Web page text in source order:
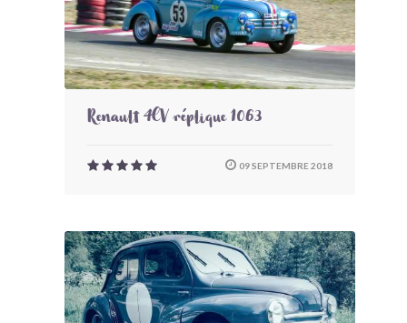
Renault 4CV réplique 1063
09 SEPTEMBRE 2018